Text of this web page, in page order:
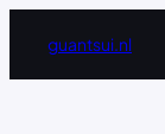
de
guantsui.nl